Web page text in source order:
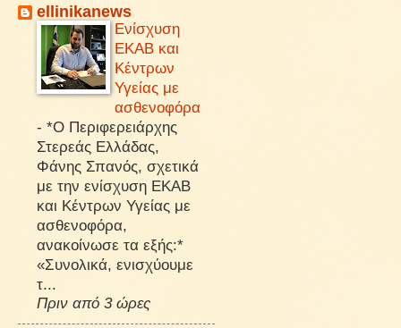
ellinikanews
Ενίσχυση
ΕΚΑΒ και
Κέντρων
Υγείας με
ασθενοφόρα
- *Ο Περιφερειάρχης
Στερεάς Ελλάδας,
Φάνης Σπανός, σχετικά
με την ενίσχυση ΕΚΑΒ
και Κέντρων Υγείας με
ασθενοφόρα,
ανακοίνωσε τα εξής:*
«Συνολικά, ενισχύουμε
τ...
Πριν από 3 ώρες